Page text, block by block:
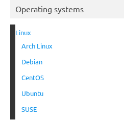
Operating systems
Linux
Arch Linux
Debian
CentOS
Ubuntu
SUSE